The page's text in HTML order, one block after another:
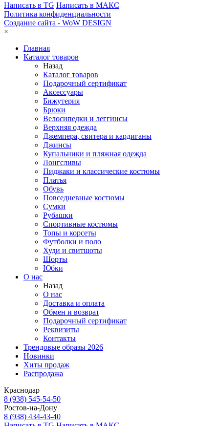
Написать в TG Написать в МАКС
Политика конфиденциальности
Создание сайта - WoW DESIGN
×
Главная
Каталог товаров
Назад
Каталог товаров
Подарочный сертификат
Аксессуары
Бижутерия
Брюки
Велосипедки и леггинсы
Верхняя одежда
Джемпера, свитера и кардиганы
Джинсы
Купальники и пляжная одежда
Лонгсливы
Пиджаки и классические костюмы
Платья
Обувь
Повседневные костюмы
Сумки
Рубашки
Спортивные костюмы
Топы и корсеты
Футболки и поло
Худи и свитшоты
Шорты
Юбки
О нас
Назад
О нас
Доставка и оплата
Обмен и возврат
Подарочный сертификат
Реквизиты
Контакты
Трендовые образы 2026
Новинки
Хиты продаж
Распродажа
Краснодар
8 (938) 545-54-50
Ростов-на-Дону
8 (938) 434-43-40